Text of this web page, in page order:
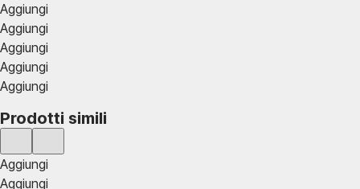
Aggiungi
Aggiungi
Aggiungi
Aggiungi
Aggiungi
Prodotti simili
Aggiungi
Aggiungi